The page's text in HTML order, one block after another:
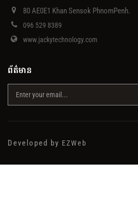
80 AE0E1 Khan Sensok PhnomPenh.
096 529 8389
www.jackytechnology.com
ព័ត៌មាន
Developed by EZWeb